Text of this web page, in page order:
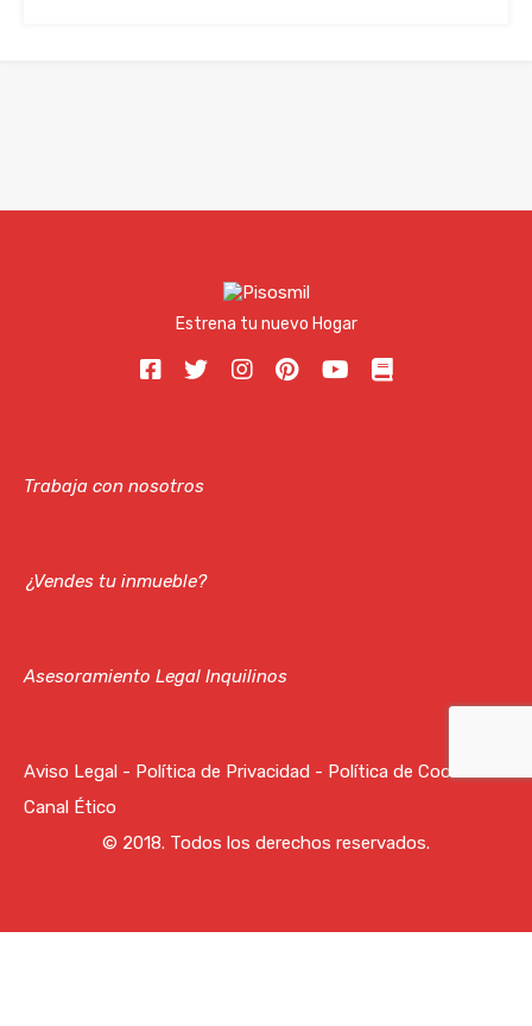
Estrena tu nuevo Hogar
Trabaja con nosotros
¿Vendes tu inmueble?
Asesoramiento Legal Inquilinos
Aviso Legal - Política de Privacidad - Política de Cookies
Canal Ético
© 2018. Todos los derechos reservados.